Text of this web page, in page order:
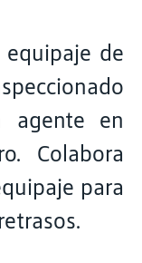
de
agente en
Colabora
para